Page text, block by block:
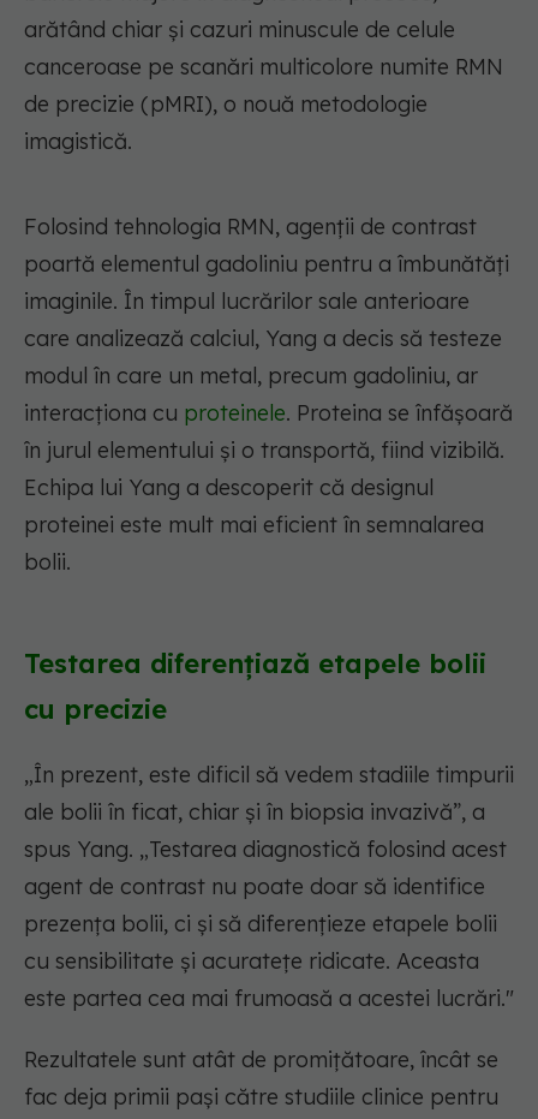
arătând chiar și cazuri minuscule de celule
canceroase pe scanări multicolore numite RMN
de precizie (pMRI), o nouă metodologie
imagistică.
Folosind tehnologia RMN, agenții de contrast
poartă elementul gadoliniu pentru a îmbunătăți
imaginile. În timpul lucrărilor sale anterioare
care analizează calciul, Yang a decis să testeze
modul în care un metal, precum gadoliniu, ar
interacționa cu proteinele. Proteina se înfășoară
în jurul elementului și o transportă, fiind vizibilă.
Echipa lui Yang a descoperit că designul
proteinei este mult mai eficient în semnalarea
bolii.
Testarea diferențiază etapele bolii
cu precizie
„În prezent, este dificil să vedem stadiile timpurii
ale bolii în ficat, chiar și în biopsia invazivă”, a
spus Yang. „Testarea diagnostică folosind acest
agent de contrast nu poate doar să identifice
prezența bolii, ci și să diferențieze etapele bolii
cu sensibilitate și acuratețe ridicate. Aceasta
este partea cea mai frumoasă a acestei lucrări."
Rezultatele sunt atât de promițătoare, încât se
fac deja primii pași către studiile clinice pentru